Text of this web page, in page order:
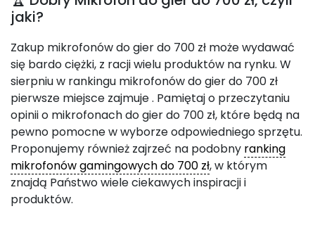
jaki?
Zakup mikrofonów do gier do 700 zł może wydawać
się bardo ciężki, z racji wielu produktów na rynku. W
sierpniu w rankingu mikrofonów do gier do 700 zł
pierwsze miejsce zajmuje. Pamiętaj o przeczytaniu
opinii o mikrofonach do gier do 700 zł, które będą na
pewno pomocne w wyborze odpowiedniego sprzętu.
Proponujemy również zajrzeć na podobny ranking
mikrofonów gamingowych do 700 zł, w którym
znajdą Państwo wiele ciekawych inspiracji i
produktów.